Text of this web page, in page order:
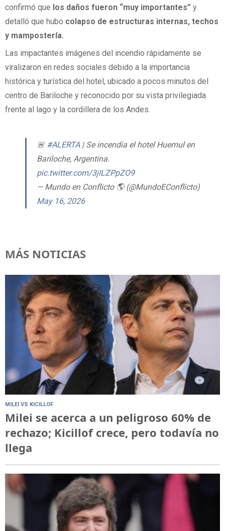
confirmó que los daños fueron “muy importantes” y
detalló que hubo colapso de estructuras internas, techos
y mampostería.
Las impactantes imágenes del incendio rápidamente se
viralizaron en redes sociales debido a la importancia
histórica y turística del hotel, ubicado a pocos minutos del
centro de Bariloche y reconocido por su vista privilegiada
frente al lago y la cordillera de los Andes.
🚨 #ALERTA| Se incendia el hotel Huemul en
Bariloche, Argentina.
pic.twitter.com/3jILZPpZO9
— Mundo en Conflicto 🌎 (@MundoEConflicto)
May 16, 2026
MÁS NOTICIAS
MILEI VS KICILLOF
Milei se acerca a un peligroso 60% de
rechazo; Kicillof crece, pero todavía no
llega